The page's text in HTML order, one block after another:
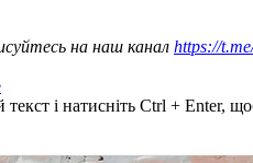
на наш канал https://
і натисніть Ctrl + Enter,